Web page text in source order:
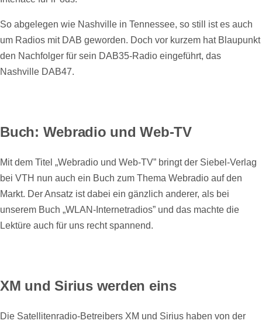
So abgelegen wie Nashville in Tennessee, so still ist es auch
um Radios mit DAB geworden. Doch vor kurzem hat Blaupunkt
den Nachfolger für sein DAB35-Radio eingeführt, das
Nashville DAB47.
Buch: Webradio und Web-TV
Mit dem Titel „Webradio und Web-TV” bringt der Siebel-Verlag
bei VTH nun auch ein Buch zum Thema Webradio auf den
Markt. Der Ansatz ist dabei ein gänzlich anderer, als bei
unserem Buch „WLAN-Internetradios” und das machte die
Lektüre auch für uns recht spannend.
XM und Sirius werden eins
Die Satellitenradio-Betreibers XM und Sirius haben von der